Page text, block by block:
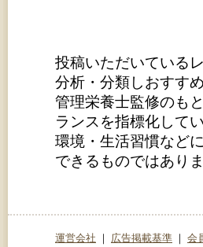
投稿いただいている
分析・分類しおすす
管理栄養士監修のも
ランスを指標化してい
環境・生活習慣など
できるものではありま
運営会社 広告掲載基準 会